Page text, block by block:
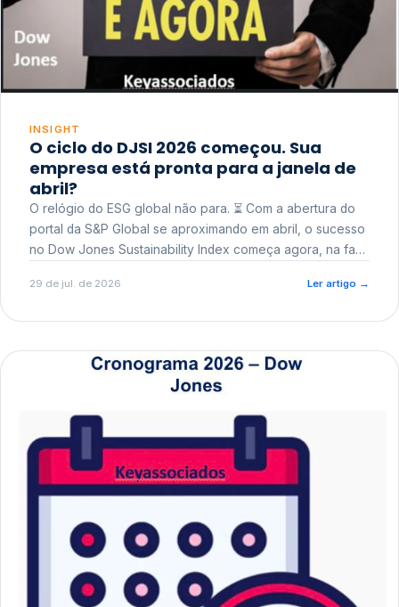
INSIGHT
O ciclo do DJSI 2026 começou. Sua
empresa está pronta para a janela de
abril?
O relógio do ESG global não para. ⏳ Com a abertura do
portal da S&P Global se aproximando em abril, o sucesso
no Dow Jones Sustainability Index começa agora, na fase
29 de jul. de 2026 Ler artigo →